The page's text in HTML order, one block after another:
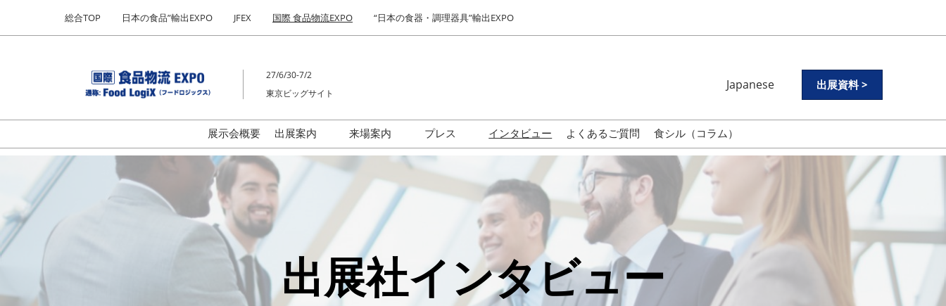
キ
to
総合TOP 日本の食品”輸出EXPO JFEX 国際 食品物流EXPO “日本の食器・調理器具”輸出EXPO
27/6/30-7/2
東京ビッグサイト
Japanese
English
出展資料 >
展示会概要
出展案内
ご契約後から会期当日まで
の流れ（予定）
来場案内
出展社・製品検索サイト 注
目企業ランキング
食ビジネス最前線セミナー
国際 食品物流EXPO お気に
入り企業セレクトによる来
場登録ページ
展示会・セミナー参加ポリ
シー
プレス
ロゴダウンロード
インタビュー よくあるご質問 食シル（コラム）
出展社インタビュー